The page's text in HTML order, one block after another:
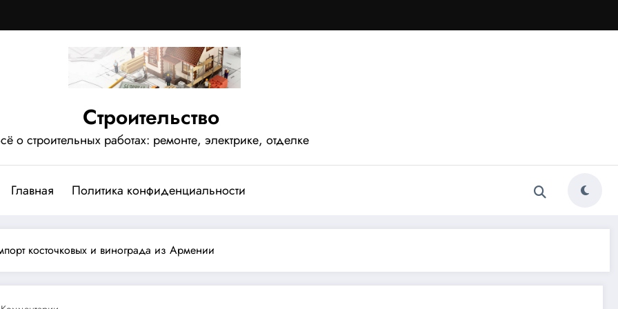
Строительство
о строительных работах: ремонте, электрике, отделке
Главная Политика конфиденциальности
косточковых и винограда из Армении